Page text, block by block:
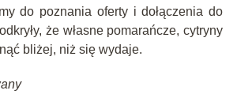
do poznania oferty i dołączenia do
że własne pomarańcze, cytryny
bliżej, niż się wydaje.